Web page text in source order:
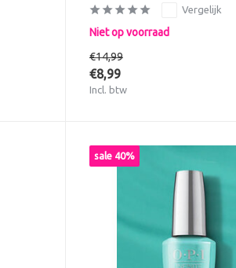
Vergelijk
Niet op voorraad
€14,99
€8,99
Incl. btw
sale 40%